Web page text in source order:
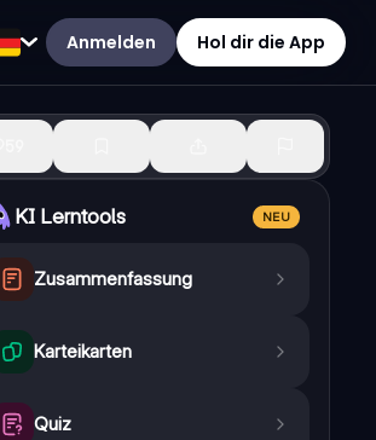
Anmelden Hol dir die App
KI Lerntools NEU
Zusammenfassung
Karteikarten
Quiz